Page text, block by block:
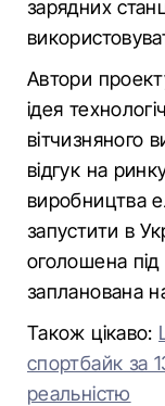
зарядних
Автори
ідея
вітчизняного
відгук на
виробництва
запустити в
оголошена під
запланована
Також цікаво:
спортбайк за
реальністю